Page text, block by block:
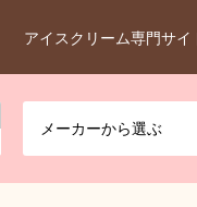
アイスクリーム専門サイ
メーカーから選ぶ